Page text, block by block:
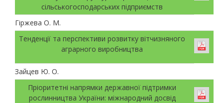
сільськогосподарських підприємств
Гіржева О. М.
Тенденції та перспективи розвитку вітчизняного
аграрного виробництва
Зайцев Ю. О.
Пріоритетні напрямки державної підтримки
рослинництва України: міжнародний досвід